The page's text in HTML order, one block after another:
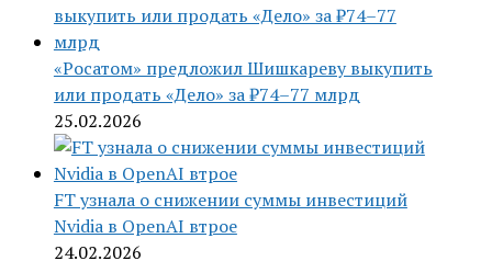
«Росатом» предложил Шишкареву выкупить
или продать «Дело» за ₽74–77 млрд
25.02.2026
FT узнала о снижении суммы инвестиций
Nvidia в OpenAI втрое
24.02.2026